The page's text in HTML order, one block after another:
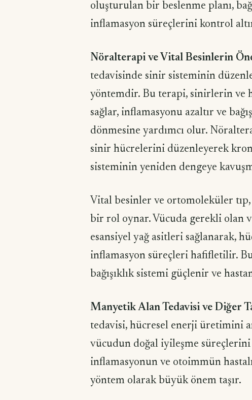
oluşturulan bir beslenme planı,
inflamasyon süreçlerini kontrol
Nöralterapi ve Vital Besinlerin
tedavisinde sinir sisteminin
yöntemdir. Bu terapi, sinirlerin ve
sağlar, inflamasyonu azaltır ve
dönmesine yardımcı olur.
sinir hücrelerini düzenleyerek
sisteminin yeniden dengeye
Vital besinler ve ortomoleküler
bir rol oynar. Vücuda gerekli olan
esansiyel yağ asitleri sağlanarak,
inflamasyon süreçleri hafifletilir.
bağışıklık sistemi güçlenir ve
Manyetik Alan Tedavisi ve Diğer
tedavisi, hücresel enerji üretimini
vücudun doğal iyileşme
inflamasyonun ve otoimmün
yöntem olarak büyük önem taşır.